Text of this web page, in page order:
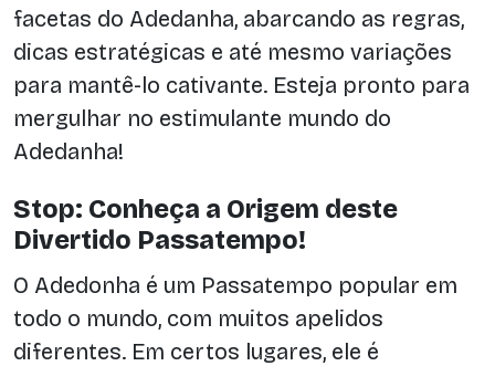
facetas do Adedanha, abarcando as regras,
dicas estratégicas e até mesmo variações
para mantê-lo cativante. Esteja pronto para
mergulhar no estimulante mundo do
Adedanha!
Stop: Conheça a Origem deste
Divertido Passatempo!
O Adedonha é um Passatempo popular em
todo o mundo, com muitos apelidos
diferentes. Em certos lugares, ele é